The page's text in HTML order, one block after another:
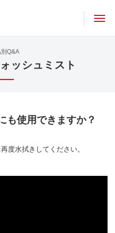
Q&A
ッシュミスト
も使用できますか？
度水拭きしてください。